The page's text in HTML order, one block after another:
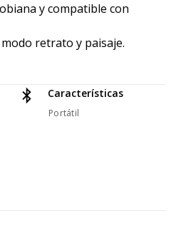
y compatible con
retrato y paisaje.
Características
Portátil